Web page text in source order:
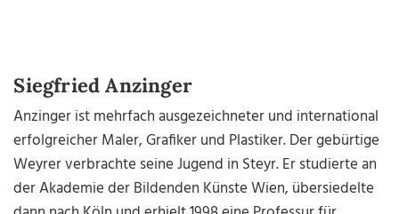
Siegfried Anzinger
Anzinger ist mehrfach ausgezeichneter und international
erfolgreicher Maler, Grafiker und Plastiker. Der gebürtige
Weyrer verbrachte seine Jugend in Steyr. Er studierte an
der Akademie der Bildenden Künste Wien, übersiedelte